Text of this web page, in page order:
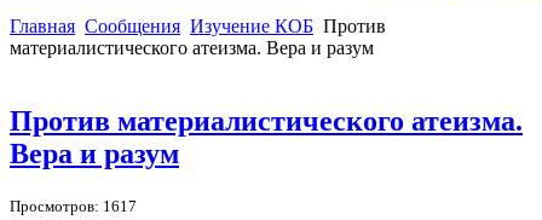
Главная Сообщения Изучение КОБ Против
материалистического атеизма. Вера и разум
Против материалистического атеизма.
Вера и разум
Просмотров: 1617